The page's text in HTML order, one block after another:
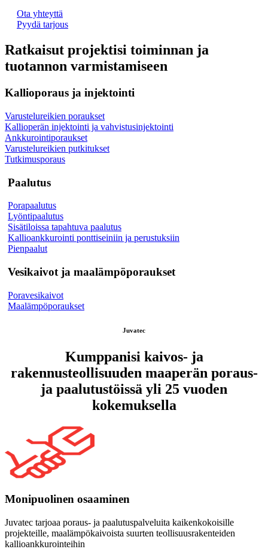
Ota yhteyttä
Pyydä tarjous
Ratkaisut projektisi toiminnan ja
tuotannon varmistamiseen
Kallioporaus ja injektointi
Varustelureikien poraukset
Kallioperän injektointi ja vahvistusinjektointi
Ankkurointiporaukset
Varustelureikien putkitukset
Tutkimusporaus
Paalutus
Porapaalutus
Lyöntipaalutus
Sisätiloissa tapahtuva paalutus
Kallioankkurointi ponttiseiniin ja perustuksiin
Pienpaalut
Vesikaivot ja maalämpöporaukset
Poravesikaivot
Maalämpöporaukset
Juvatec
Kumppanisi kaivos- ja
rakennusteollisuuden maaperän poraus-
ja paalutustöissä yli 25 vuoden
kokemuksella
Monipuolinen osaaminen
Juvatec tarjoaa poraus- ja paalutuspalveluita kaikenkokoisille
projekteille, maalämpökaivoista suurten teollisuusrakenteiden
kallioankkurointeihin